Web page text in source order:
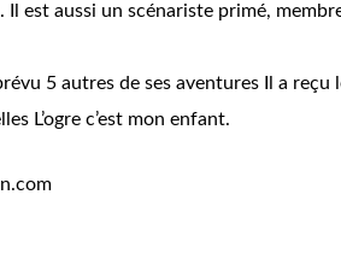
est aussi un scénariste primé,
5 autres de ses aventures Il a
L’ogre c’est mon enfant.